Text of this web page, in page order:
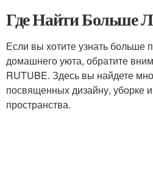
Где Найти Больше
Если вы хотите узнать больше
домашнего уюта, обратите
RUTUBE. Здесь вы найдете
посвященных дизайну, уборке
пространства.